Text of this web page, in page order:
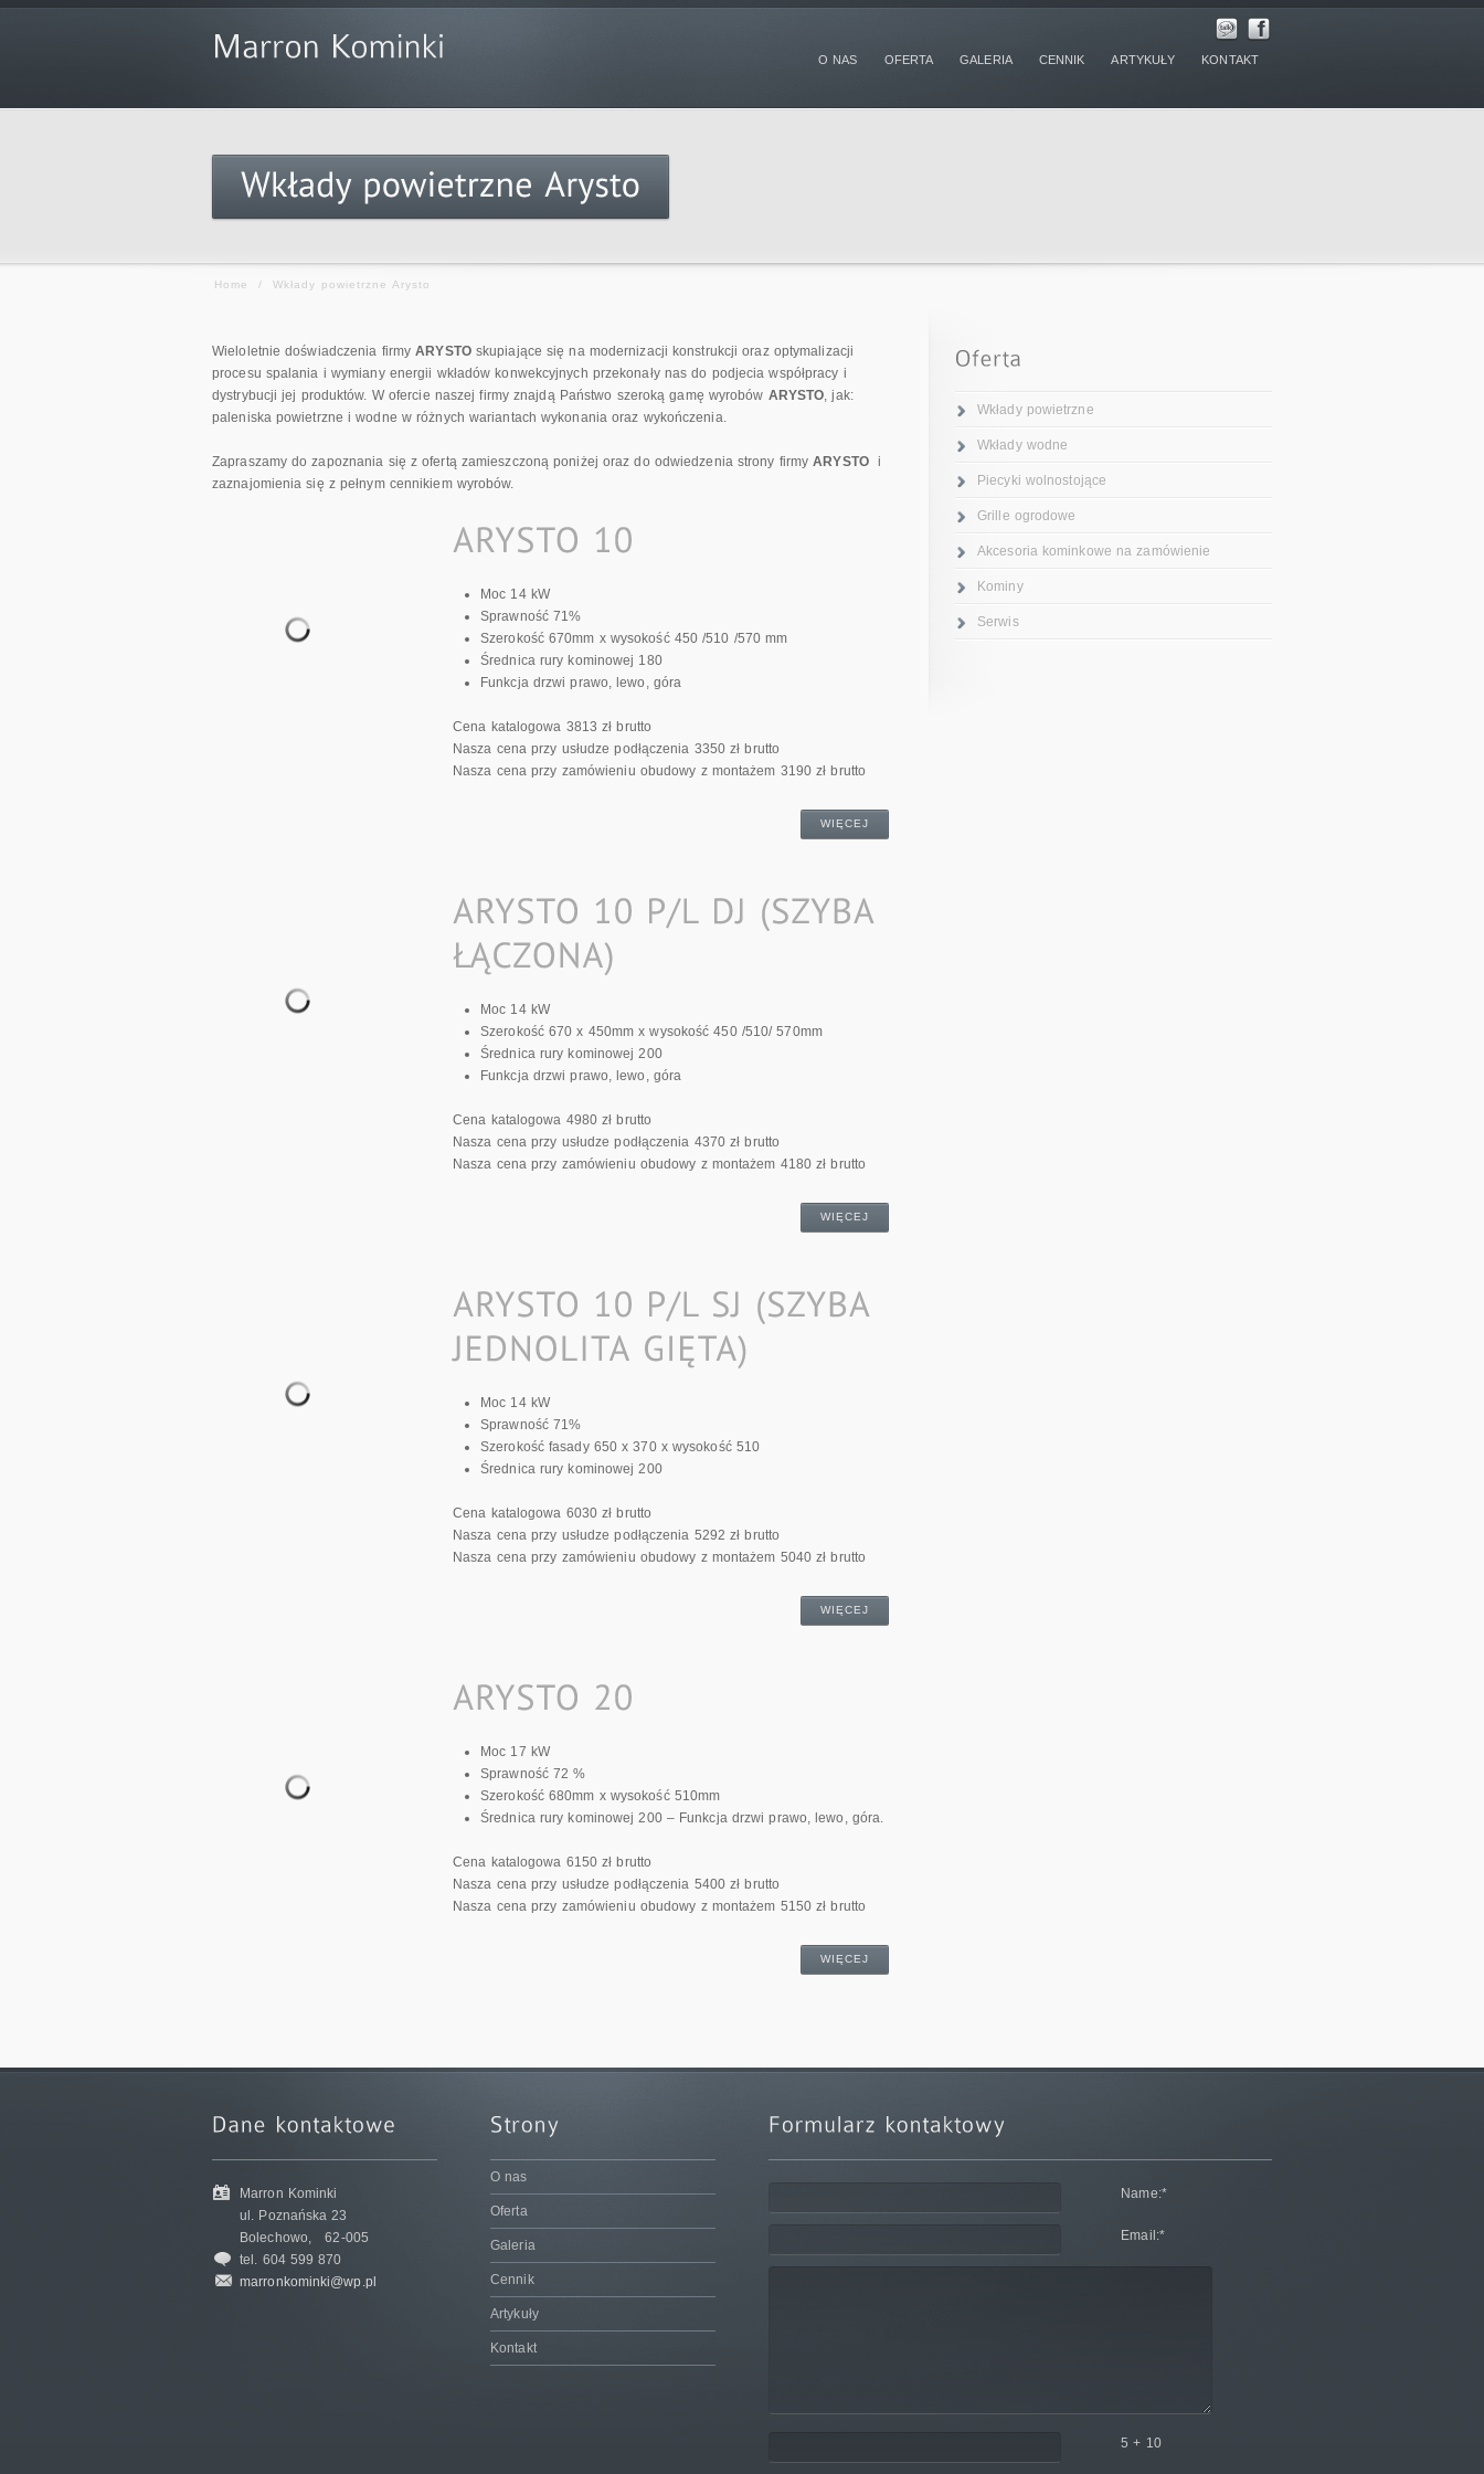
O NAS OFERTA GALERIA CENNIK ARTYKUŁY KONTAKT
Home / Wkłady powietrzne Arysto
Wieloletnie doświadczenia firmyARYSTOskupiające się na modernizacji konstrukcji oraz optymalizacji
procesu spalania i wymiany energii wkładów konwekcyjnych przekonały nas do podjecia współpracy i
dystrybucji jej produktów. W ofercie naszej firmy znajdą Państwo szeroką gamę wyrobów ARYSTO, jak:
paleniska powietrzne i wodne w różnych wariantach wykonania oraz wykończenia.
Zapraszamy do zapoznania się z ofertą zamieszczoną poniżej oraz do odwiedzenia strony firmyARYSTOi
zaznajomienia się z pełnym cennikiem wyrobów.
Moc 14 kW
Sprawność 71%
Szerokość 670mm x wysokość 450 /510 /570 mm
Średnica rury kominowej 180
Funkcja drzwi prawo, lewo, góra
Cena katalogowa 3813 zł brutto
Nasza cena przy usłudze podłączenia 3350 zł brutto
Nasza cena przy zamówieniu obudowy z montażem 3190 zł brutto
WIĘCEJ
Moc 14 kW
Szerokość 670 x 450mm x wysokość 450 /510/ 570mm
Średnica rury kominowej 200
Funkcja drzwi prawo, lewo, góra
Cena katalogowa 4980 zł brutto
Nasza cena przy usłudze podłączenia 4370 zł brutto
Nasza cena przy zamówieniu obudowy z montażem 4180 zł brutto
WIĘCEJ
Moc 14 kW
Sprawność 71%
Szerokość fasady 650 x 370 x wysokość 510
Średnica rury kominowej 200
Cena katalogowa 6030 zł brutto
Nasza cena przy usłudze podłączenia 5292 zł brutto
Nasza cena przy zamówieniu obudowy z montażem 5040 zł brutto
WIĘCEJ
Moc 17 kW
Sprawność 72 %
Szerokość 680mm x wysokość 510mm
Średnica rury kominowej 200 – Funkcja drzwi prawo, lewo, góra.
Cena katalogowa 6150 zł brutto
Nasza cena przy usłudze podłączenia 5400 zł brutto
Nasza cena przy zamówieniu obudowy z montażem 5150 zł brutto
WIĘCEJ
Wkłady powietrzne
Wkłady wodne
Piecyki wolnostojące
Grille ogrodowe
Akcesoria kominkowe na zamówienie
Kominy
Serwis
Marron Kominki
ul. Poznańska 23
Bolechowo,
62-005
tel. 604 599 870
marronkominki@wp.pl
O nas
Oferta
Galeria
Cennik
Artykuły
Kontakt
Name:*
Email:*
5 + 10